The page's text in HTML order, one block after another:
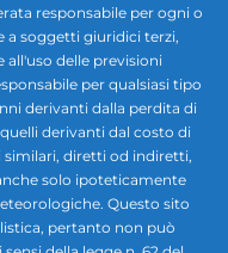
responsabile per ogni o
a soggetti giuridici terzi,
all'uso delle previsioni
per qualsiasi tipo
derivanti dalla perdita di
derivanti dal costo di
diretti od indiretti,
solo ipoteticamente
Questo sito
pertanto non può